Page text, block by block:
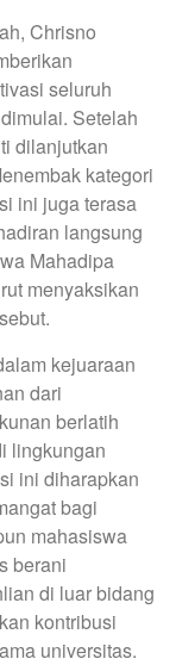
Chrisno
seluruh
Setelah
dilanjutkan
kategori
ini juga terasa
langsung
Mahadipa
menyaksikan
kejuaraan
dari
berlatih
lingkungan
ini diharapkan
bagi
mahasiswa
berani
di luar bidang
kontribusi
universitas.